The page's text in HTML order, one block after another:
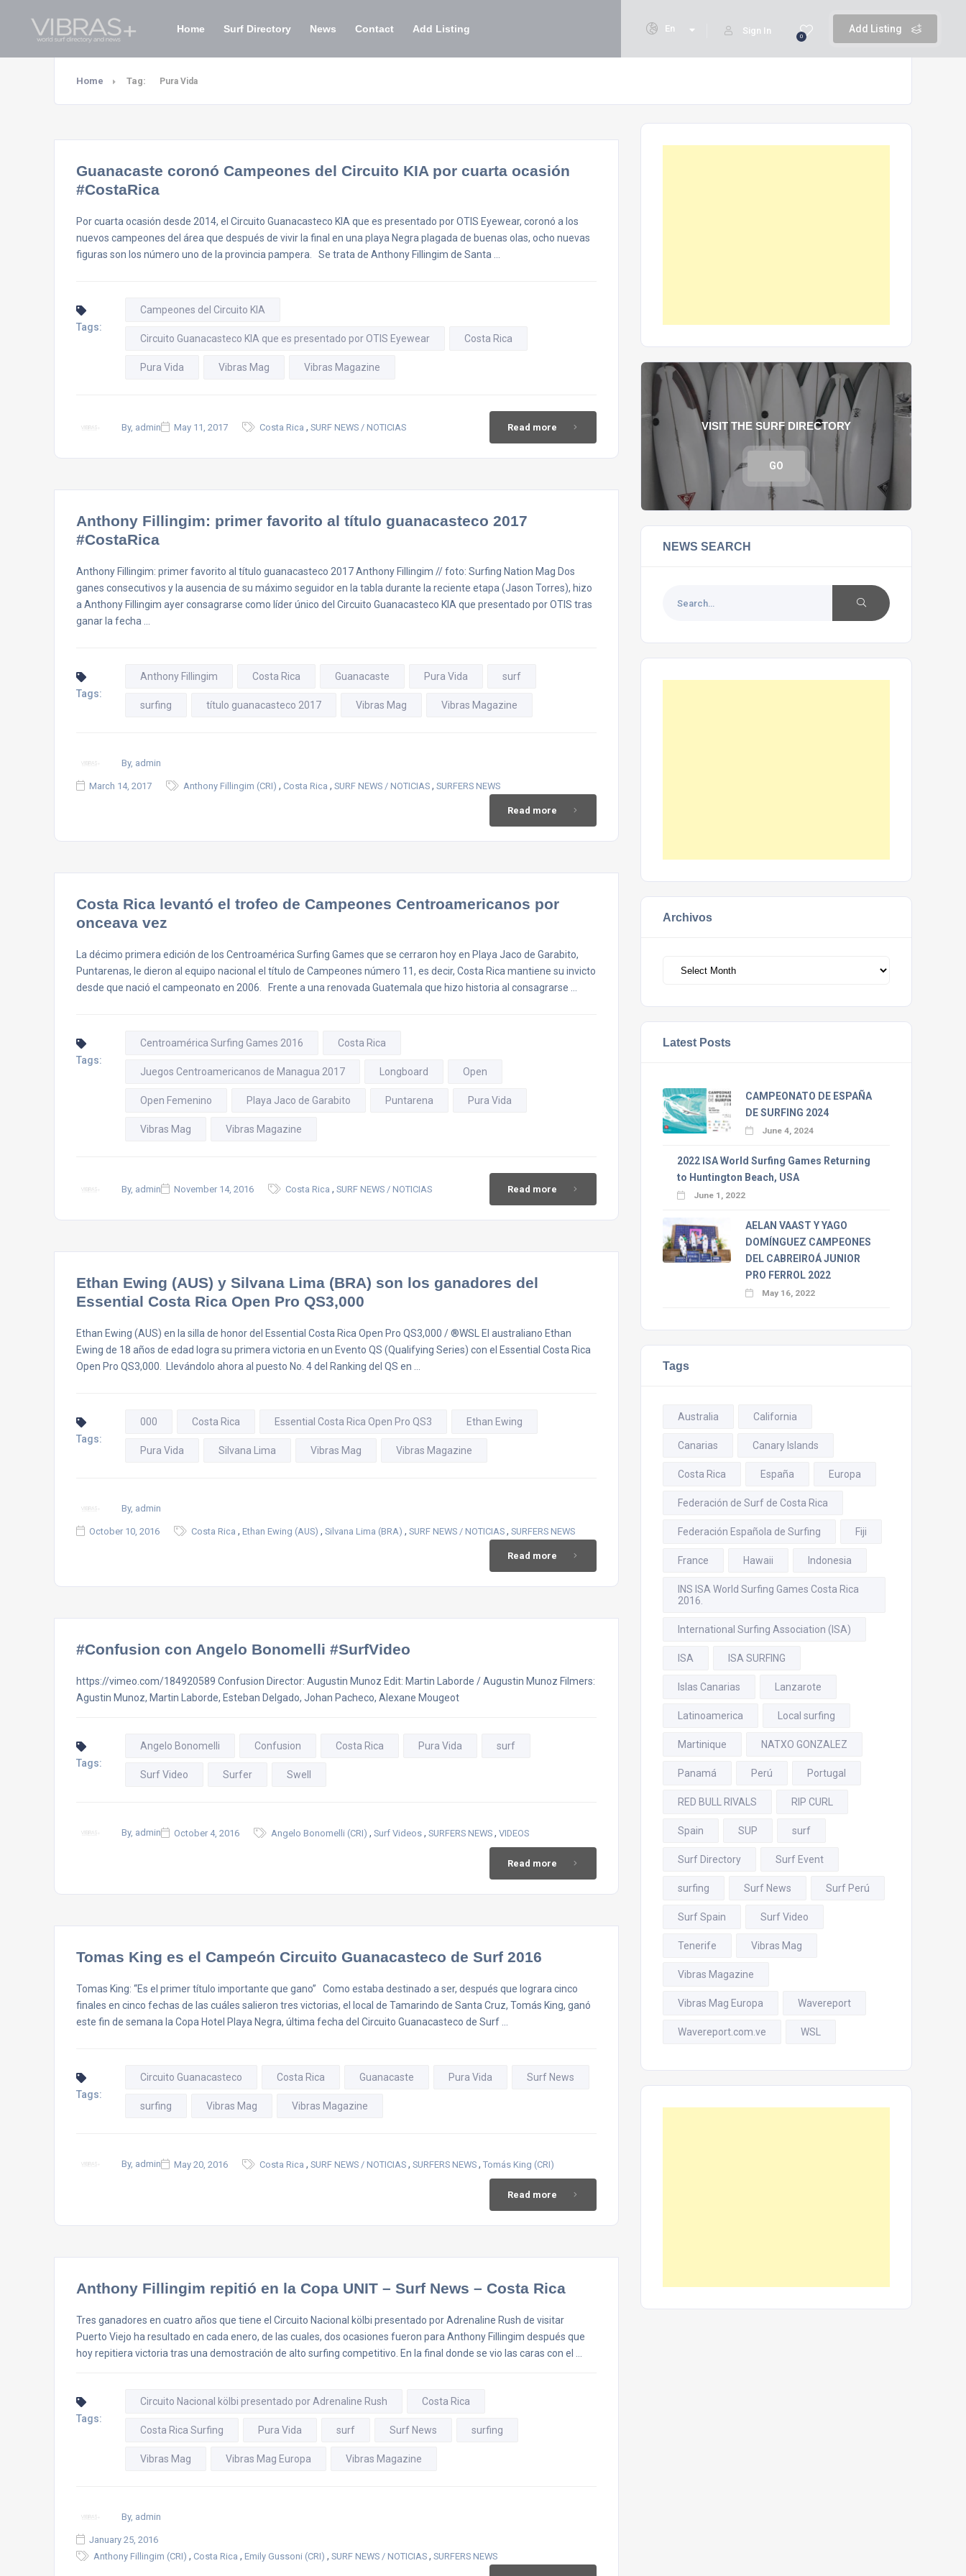
Add Listing
0
Sign In
En
Home Surf Directory News Contact Add Listing
Home Tag: Pura Vida
Guanacaste coronó Campeones del Circuito KIA por cuarta ocasión
#CostaRica
Por cuarta ocasión desde 2014, el Circuito Guanacasteco KIA que es presentado por OTIS Eyewear, coronó a los
nuevos campeones del área que después de vivir la final en una playa Negra plagada de buenas olas, ocho nuevas
figuras son los número uno de la provincia pampera. Se trata de Anthony Fillingim de Santa …
Tags:
Campeones del Circuito KIA
Circuito Guanacasteco KIA que es presentado por OTIS Eyewear Costa Rica
Pura Vida Vibras Mag Vibras Magazine
By, admin May 11, 2017 Costa Rica , SURF NEWS / NOTICIAS Read more
Anthony Fillingim: primer favorito al título guanacasteco 2017
#CostaRica
Anthony Fillingim: primer favorito al título guanacasteco 2017 Anthony Fillingim // foto: Surfing Nation Mag Dos
ganes consecutivos y la ausencia de su máximo seguidor en la tabla durante la reciente etapa (Jason Torres), hizo
a Anthony Fillingim ayer consagrarse como líder único del Circuito Guanacasteco KIA que presentado por OTIS tras
ganar la fecha …
Tags:
Anthony Fillingim Costa Rica Guanacaste Pura Vida surf
surfing título guanacasteco 2017 Vibras Mag Vibras Magazine
By, admin
March 14, 2017 Anthony Fillingim (CRI) , Costa Rica , SURF NEWS / NOTICIAS , SURFERS NEWS
Read more
Costa Rica levantó el trofeo de Campeones Centroamericanos por
onceava vez
La décimo primera edición de los Centroamérica Surfing Games que se cerraron hoy en Playa Jaco de Garabito,
Puntarenas, le dieron al equipo nacional el título de Campeones número 11, es decir, Costa Rica mantiene su invicto
desde que nació el campeonato en 2006. Frente a una renovada Guatemala que hizo historia al consagrarse …
Tags:
Centroamérica Surfing Games 2016 Costa Rica
Juegos Centroamericanos de Managua 2017 Longboard Open
Open Femenino Playa Jaco de Garabito Puntarena Pura Vida
Vibras Mag Vibras Magazine
By, admin November 14, 2016 Costa Rica , SURF NEWS / NOTICIAS Read more
Ethan Ewing (AUS) y Silvana Lima (BRA) son los ganadores del
Essential Costa Rica Open Pro QS3,000
Ethan Ewing (AUS) en la silla de honor del Essential Costa Rica Open Pro QS3,000 / ®WSL El australiano Ethan
Ewing de 18 años de edad logra su primera victoria en un Evento QS (Qualifying Series) con el Essential Costa Rica
Open Pro QS3,000. Llevándolo ahora al puesto No. 4 del Ranking del QS en …
Tags:
000 Costa Rica Essential Costa Rica Open Pro QS3 Ethan Ewing
Pura Vida Silvana Lima Vibras Mag Vibras Magazine
By, admin
October 10, 2016 Costa Rica , Ethan Ewing (AUS) , Silvana Lima (BRA) , SURF NEWS / NOTICIAS , SURFERS NEWS
Read more
#Confusion con Angelo Bonomelli #SurfVideo
https://vimeo.com/184920589 Confusion Director: Augustin Munoz Edit: Martin Laborde / Augustin Munoz Filmers:
Agustin Munoz, Martin Laborde, Esteban Delgado, Johan Pacheco, Alexane Mougeot
Tags:
Angelo Bonomelli Confusion Costa Rica Pura Vida surf
Surf Video Surfer Swell
By, admin October 4, 2016 Angelo Bonomelli (CRI) , Surf Videos , SURFERS NEWS , VIDEOS
Read more
Tomas King es el Campeón Circuito Guanacasteco de Surf 2016
Tomas King: “Es el primer título importante que gano” Como estaba destinado a ser, después que lograra cinco
finales en cinco fechas de las cuáles salieron tres victorias, el local de Tamarindo de Santa Cruz, Tomás King, ganó
este fin de semana la Copa Hotel Playa Negra, última fecha del Circuito Guanacasteco de Surf …
Tags:
Circuito Guanacasteco Costa Rica Guanacaste Pura Vida Surf News
surfing Vibras Mag Vibras Magazine
By, admin May 20, 2016 Costa Rica , SURF NEWS / NOTICIAS , SURFERS NEWS , Tomás King (CRI)
Read more
Anthony Fillingim repitió en la Copa UNIT – Surf News – Costa Rica
Tres ganadores en cuatro años que tiene el Circuito Nacional kölbi presentado por Adrenaline Rush de visitar
Puerto Viejo ha resultado en cada enero, de las cuales, dos ocasiones fueron para Anthony Fillingim después que
hoy repitiera victoria tras una demostración de alto surfing competitivo. En la final donde se vio las caras con el …
Tags:
Circuito Nacional kölbi presentado por Adrenaline Rush Costa Rica
Costa Rica Surfing Pura Vida surf Surf News surfing
Vibras Mag Vibras Mag Europa Vibras Magazine
By, admin
January 25, 2016
Anthony Fillingim (CRI) , Costa Rica , Emily Gussoni (CRI) , SURF NEWS / NOTICIAS , SURFERS NEWS
VISIT THE SURF DIRECTORY
GO
NEWS SEARCH
Archivos
Latest Posts
CAMPEONATO DE ESPAÑA
DE SURFING 2024
June 4, 2024
2022 ISA World Surfing Games Returning
to Huntington Beach, USA
June 1, 2022
AELAN VAAST Y YAGO
DOMÍNGUEZ CAMPEONES
DEL CABREIROÁ JUNIOR
PRO FERROL 2022
May 16, 2022
Tags
Australia California
Canarias Canary Islands
Costa Rica España Europa
Federación de Surf de Costa Rica
Federación Española de Surfing Fiji
France Hawaii Indonesia
INS ISA World Surfing Games Costa Rica
2016.
International Surfing Association (ISA)
ISA ISA SURFING
Islas Canarias Lanzarote
Latinoamerica Local surfing
Martinique NATXO GONZALEZ
Panamá Perú Portugal
RED BULL RIVALS RIP CURL
Spain SUP surf
Surf Directory Surf Event
surfing Surf News Surf Perú
Surf Spain Surf Video
Tenerife Vibras Mag
Vibras Magazine
Vibras Mag Europa Wavereport
Wavereport.com.ve WSL